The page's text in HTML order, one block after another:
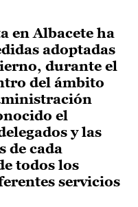
en Albacete ha
adoptadas
durante el
del ámbito
el
y las
de cada
todos los
servicios